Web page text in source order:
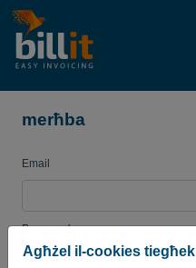
Agħżel il-cookies tiegħek
merħba
Email
Password